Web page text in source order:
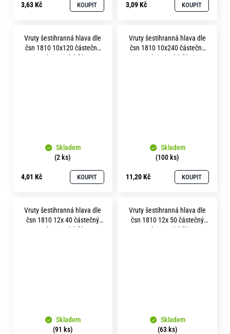
3,63 Kč KOUPIT 3,09 Kč KOUPIT
Vruty šestihranná hlava dle
čsn 1810 10x120 částečný
závit zinek bílý
Skladem
(2 ks)
4,01 Kč KOUPIT
Vruty šestihranná hlava dle
čsn 1810 10x240 částečný
závit zinek bílý
Skladem
(100 ks)
11,20 Kč KOUPIT
Vruty šestihranná hlava dle
čsn 1810 12x 40 částečný
závit zinek bílý
Skladem
(91 ks)
Vruty šestihranná hlava dle
čsn 1810 12x 50 částečný
závit zinek bílý
Skladem
(63 ks)